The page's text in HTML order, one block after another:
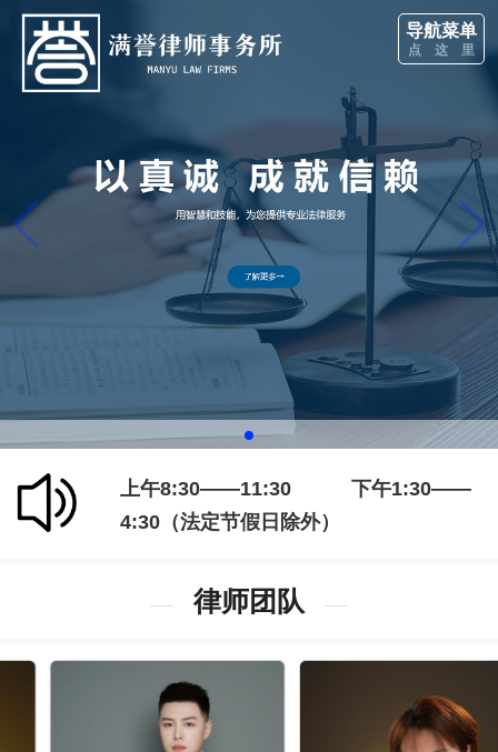
导航菜单
点 这 里
上午8:30——11:30 下午1:30——
4:30（法定节假日除外）
律师团队